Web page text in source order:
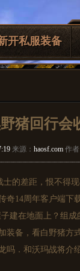
开私服装备
猪回行会
来源： haosf.com 作者
的差距，恨不得
奇14周年客户端下
建在地面上？组
装备，看白野猪方
吗．和沃玛战将介